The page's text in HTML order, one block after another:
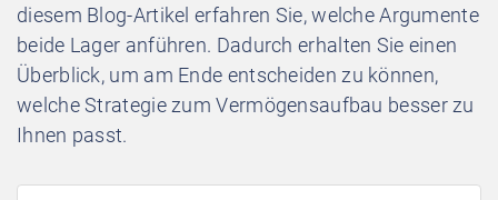
diesem Blog-Artikel erfahren Sie, welche Argumente
beide Lager anführen. Dadurch erhalten Sie einen
Überblick, um am Ende entscheiden zu können,
welche Strategie zum Vermögensaufbau besser zu
Ihnen passt.